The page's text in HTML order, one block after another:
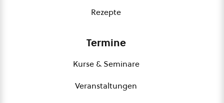
Rezepte
Termine
Kurse & Seminare
Veranstaltungen